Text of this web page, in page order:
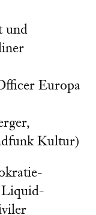
und
Europa
Kultur)
Liquid-